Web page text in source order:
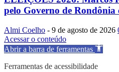
pelo Governo de Rondônia
Almi Coelho - 9 de agosto de 2026
Acessar o conteúdo
Abrir a barra de ferramentas
Ferramentas de acessibilidade